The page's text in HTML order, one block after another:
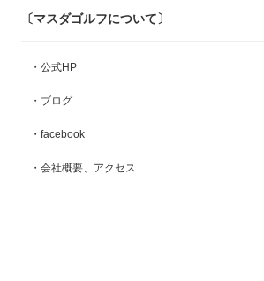
〔マスダゴルフについて〕
・公式HP
・ブログ
・facebook
・会社概要、アクセス